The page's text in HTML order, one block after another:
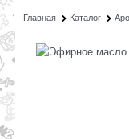
Главная Каталог